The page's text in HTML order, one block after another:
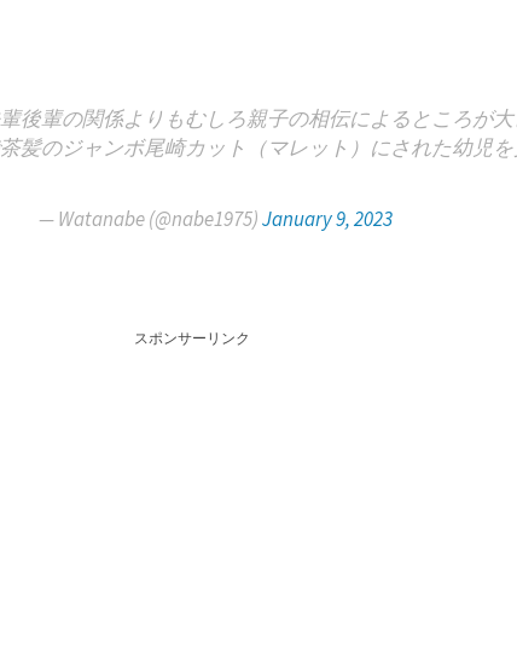
後輩の関係よりもむしろ親子の相伝によるところが
髪のジャンボ尾崎カット（マレット）にされた幼児を
— Watanabe (@nabe1975)January 9, 2023
スポンサーリンク